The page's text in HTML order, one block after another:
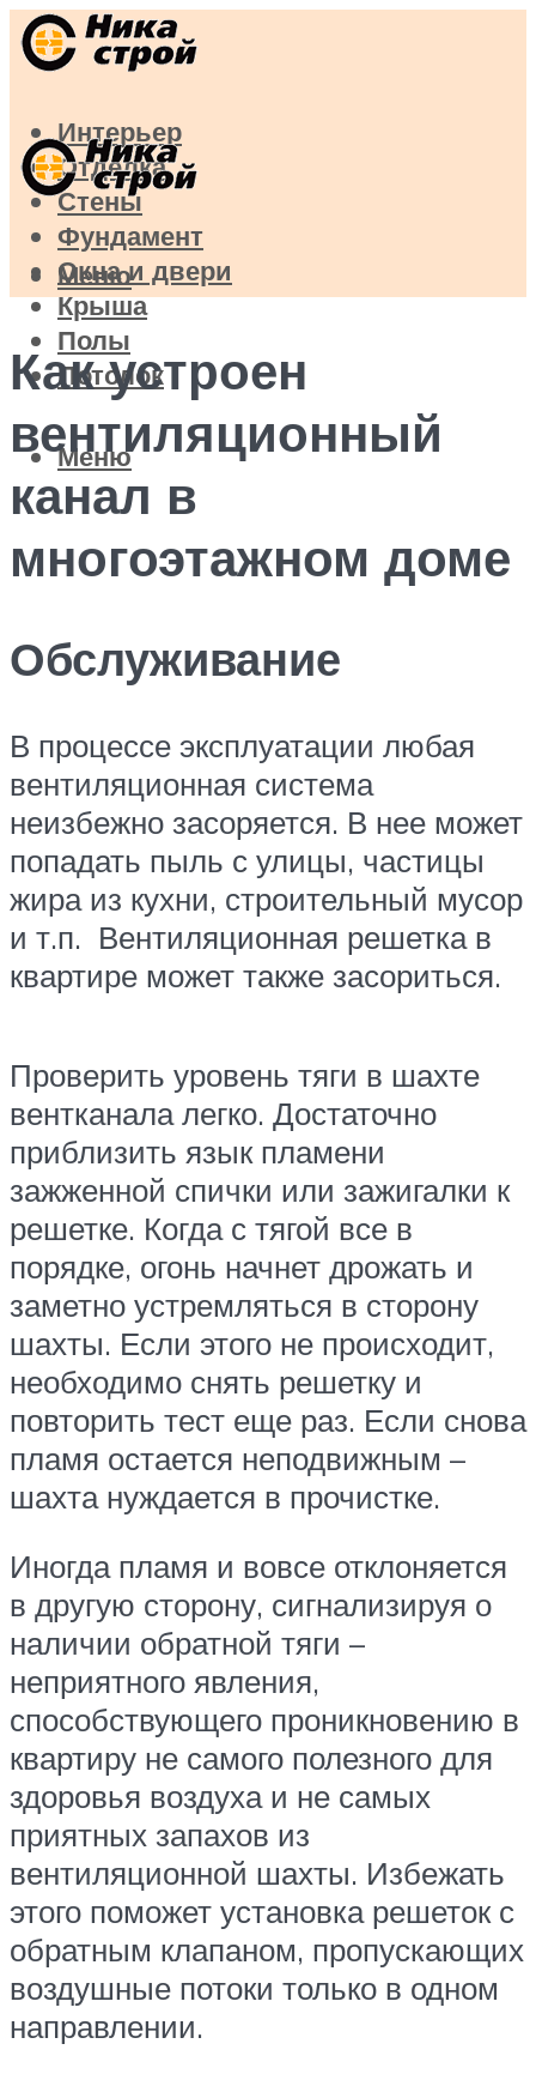
Интерьер
Отделка
Стены
Фундамент
Окна и двери
Крыша
Полы
Потолок
Меню
Меню
Как устроен
вентиляционный
канал в
многоэтажном доме
Обслуживание
В процессе эксплуатации любая
вентиляционная система
неизбежно засоряется. В нее может
попадать пыль с улицы, частицы
жира из кухни, строительный мусор
и т.п. Вентиляционная решетка в
квартире может также засориться.
Проверить уровень тяги в шахте
вентканала легко. Достаточно
приблизить язык пламени
зажженной спички или зажигалки к
решетке. Когда с тягой все в
порядке, огонь начнет дрожать и
заметно устремляться в сторону
шахты. Если этого не происходит,
необходимо снять решетку и
повторить тест еще раз. Если снова
пламя остается неподвижным –
шахта нуждается в прочистке.
Иногда пламя и вовсе отклоняется
в другую сторону, сигнализируя о
наличии обратной тяги –
неприятного явления,
способствующего проникновению в
квартиру не самого полезного для
здоровья воздуха и не самых
приятных запахов из
вентиляционной шахты. Избежать
этого поможет установка решеток с
обратным клапаном, пропускающих
воздушные потоки только в одном
направлении.